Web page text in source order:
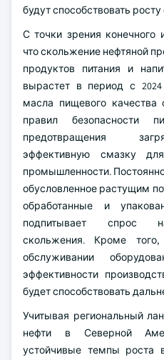
будут способствовать росту
С точки зрения конечного
что скольжение нефтяной
продуктов питания и
вырастет в период с
масла пищевого качества
правил безопасности
предотвращения
эффективную смазку
промышленности.
обусловленное растущим
обработанные и
подпитывает спрос
скольжения. Кроме
обслуживании
эффективности
будет способствовать
Учитывая региональный
нефти в Северной
устойчивые темпы роста